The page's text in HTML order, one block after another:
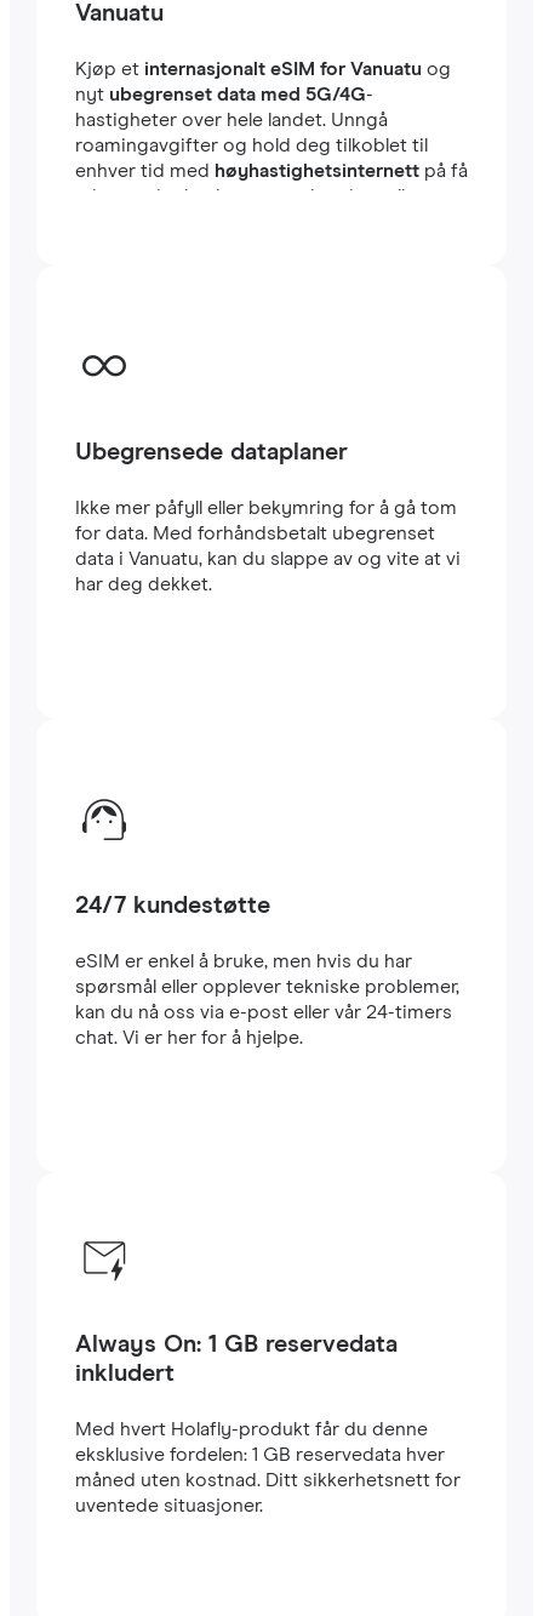
Vanuatu
Kjøp et internasjonalt eSIM for Vanuatuog
nyt ubegrenset data med 5G/4G-
hastigheter over hele landet. Unngå
roamingavgifter og hold deg tilkoblet til
enhver tid med høyhastighetsinternettpå få
minutter i utlandet, enten du reiser eller
Ubegrensede dataplaner
Ikke mer påfyll eller bekymring for å gå tom
for data. Med forhåndsbetalt ubegrenset
data i Vanuatu, kan du slappe av og vite at vi
har deg dekket.
24/7 kundestøtte
eSIM er enkel å bruke, men hvis du har
spørsmål eller opplever tekniske problemer,
kan du nå oss via e-post eller vår 24-timers
chat. Vi er her for å hjelpe.
Always On: 1 GB reservedata
inkludert
Med hvert Holafly-produkt får du denne
eksklusive fordelen: 1 GB reservedata hver
måned uten kostnad. Ditt sikkerhetsnett for
uventede situasjoner.